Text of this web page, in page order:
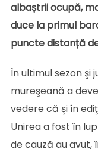
albaștrii ocupă,
duce la primul
puncte distanță
În ultimul sezon şi
mureşeană a
vedere că şi în
Unirea a fost în
de cauză au avut,